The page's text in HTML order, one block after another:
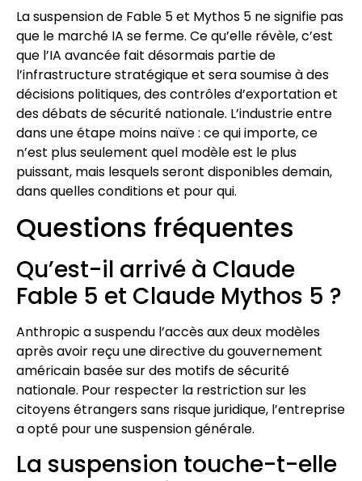
La suspension de Fable 5 et Mythos 5 ne signifie pas
que le marché IA se ferme. Ce qu’elle révèle, c’est
que l’IA avancée fait désormais partie de
l’infrastructure stratégique et sera soumise à des
décisions politiques, des contrôles d’exportation et
des débats de sécurité nationale. L’industrie entre
dans une étape moins naïve : ce qui importe, ce
n’est plus seulement quel modèle est le plus
puissant, mais lesquels seront disponibles demain,
dans quelles conditions et pour qui.
Questions fréquentes
Qu’est-il arrivé à Claude
Fable 5 et Claude Mythos 5 ?
Anthropic a suspendu l’accès aux deux modèles
après avoir reçu une directive du gouvernement
américain basée sur des motifs de sécurité
nationale. Pour respecter la restriction sur les
citoyens étrangers sans risque juridique, l’entreprise
a opté pour une suspension générale.
La suspension touche-t-elle